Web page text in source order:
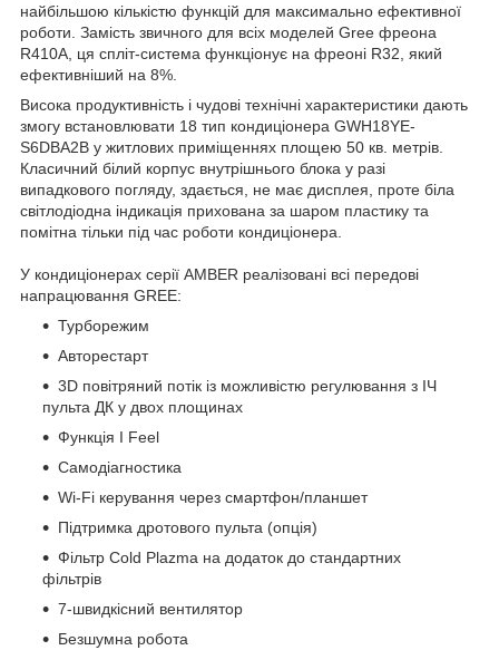
найбільшою кількістю функцій для максимально ефективної
роботи. Замість звичного для всіх моделей Gree фреона
R410A, ця спліт-система функціонує на фреоні R32, який
ефективніший на 8%.
Висока продуктивність і чудові технічні характеристики дають
змогу встановлювати 18 тип кондиціонера GWH18YE-
S6DBA2B у житлових приміщеннях площею 50 кв. метрів.
Класичний білий корпус внутрішнього блока у разі
випадкового погляду, здається, не має дисплея, проте біла
світлодіодна індикація прихована за шаром пластику та
помітна тільки під час роботи кондиціонера.
У кондиціонерах серії AMBER реалізовані всі передові
напрацювання GREE:
Турборежим
Авторестарт
3D повітряний потік із можливістю регулювання з ІЧ
пульта ДК у двох площинах
Функція I Feel
Самодіагностика
Wi-Fi керування через смартфон/планшет
Підтримка дротового пульта (опція)
Фільтр Cold Plazma на додаток до стандартних
фільтрів
7-швидкісний вентилятор
Безшумна робота